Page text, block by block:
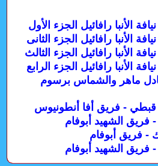
الأنبا رافائيل الجزء الأول
الأنبا رافائيل الجزء الثانى
الأنبا رافائيل الجزء الثالث
الأنبا رافائيل الجزء الرابع
ماهر والشماس برسوم
- فريق أفا أنطونيوس
الشهيد أبوفام
- فريق أبوفام
الشهيد أبوفام